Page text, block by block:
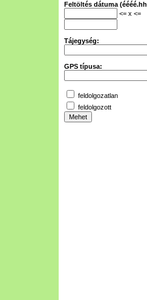
Feltöltés dátuma
<= x <=
Tájegység:
GPS típusa:
feldolgozatlan
feldolgozott